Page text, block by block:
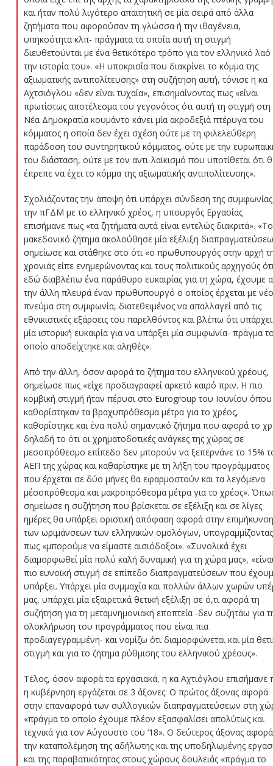
και ήταν πολύ λιγότερο απαιτητική σε μία σειρά από άλλα
ζητήματα που αφορούσαν τη γλώσσα ή την ιθαγένεια,
υπηκοότητα κλπ- πράγματα τα οποία αυτή τη στιγμή
διευθετούνται με ένα θετικότερο τρόπο για τον ελληνικό λαό
την ιστορία του». «Η υποκρισία που διακρίνει το κόμμα της
αξιωματικής αντιπολίτευσης» στη συζήτηση αυτή, τόνισε η κα
Αχτσιόγλου «δεν είναι τυχαία», επισημαίνοντας πως «είναι
πρωτίστως αποτέλεσμα του γεγονότος ότι αυτή τη στιγμή στη
Νέα Δημοκρατία κουμάντο κάνει μία ακροδεξιά πτέρυγα του
κόμματος η οποία δεν έχει σχέση ούτε με τη φιλελεύθερη
παράδοση του συντηρητικού κόμματος, ούτε με την
του διάσταση, ούτε με τον αντι-λαϊκισμό που υποτίθεται ότι
έπρεπε να έχει το κόμμα της αξιωματικής αντιπολίτευσης».
Σχολιάζοντας την άποψη ότι υπάρχει σύνδεση της
την πΓΔΜ με το ελληνικό χρέος, η υπουργός Εργασίας
επισήμανε πως «τα ζητήματα αυτά είναι εντελώς διακριτά». «Το
μακεδονικό ζήτημα ακολούθησε μία εξέλιξη
σημείωσε και στάθηκε στο ότι «ο πρωθυπουργός στην αρχή
χρονιάς είπε ενημερώνοντας και τους πολιτικούς αρχηγούς
εδώ διαβλέπω ένα παράθυρο ευκαιρίας για τη χώρα, έχουμε
την άλλη πλευρά έναν πρωθυπουργό ο οποίος έρχεται με νέο
πνεύμα στη συμφωνία, διατεθειμένος να απαλλαγεί από τις
εθνικιστικές εξάρσεις του παρελθόντος και βλέπω ότι υπάρχει
μία ιστορική ευκαιρία για να υπάρξει μία συμφωνία- πράγμα
οποίο αποδείχτηκε και αληθές».
Από την άλλη, όσον αφορά το ζήτημα του ελληνικού χρέους,
σημείωσε πως «είχε προδιαγραφεί αρκετό καιρό πριν. Η πιο
κομβική στιγμή ήταν πέρυσι στο Eurogroup του Ιουνίου όπου
καθορίστηκαν τα βραχυπρόθεσμα μέτρα για το χρέος,
καθορίστηκε και ένα πολύ σημαντικό ζήτημα που αφορά το
δηλαδή το ότι οι χρηματοδοτικές ανάγκες της χώρας σε
μεσοπρόθεσμο επίπεδο δεν μπορούν να ξεπερνάνε το 15%
ΑΕΠ της χώρας και καθαρίστηκε με τη λήξη του προγράμματος
που έρχεται σε δύο μήνες θα εφαρμοστούν και τα λεγόμενα
μέσοπρόθεσμα και μακροπρόθεσμα μέτρα για το χρέος».
σημείωσε η συζήτηση που βρίσκεται σε εξέλιξη και σε λίγες
ημέρες θα υπάρξει οριστική απόφαση αφορά στην επιμήκυνση
των ωριμάνσεων των ελληνικών ομολόγων, υπογραμμίζοντας
πως «μπορούμε να είμαστε αισιόδοξοι». «Συνολικά έχει
διαμορφωθεί μία πολύ καλή δυναμική για τη χώρα μας»,
πιο ευνοϊκή στιγμή σε επίπεδο διαπραγματεύσεων που
υπάρξει. Υπάρχει μία συμμαχία και πολλών άλλων χωρών
μας, υπάρχει μία εξαιρετικά θετική εξέλιξη σε ό,τι αφορά τη
συζήτηση για τη μεταμνημονιακή εποπτεία -δεν συζητάω για
ολοκλήρωση του προγράμματος που είναι πια
προδιαγεγραμμένη- και νομίζω ότι διαμορφώνεται και μία
στιγμή και για το ζήτημα ρύθμισης του ελληνικού χρέους».
Τέλος, όσον αφορά τα εργασιακά, η κα Αχτιόγλου επισήμανε
η κυβέρνηση εργάζεται σε 3 άξονες: Ο πρώτος άξονας αφορά
στην επαναφορά των συλλογικών διαπραγματεύσεων στη
«πράγμα το οποίο έχουμε πλέον εξασφαλίσει απολύτως και
τεχνικά για τον Αύγουστο του ‘18». Ο δεύτερος άξονας αφορά
την καταπολέμηση της αδήλωτης και της υποδηλωμένης
και της παραβατικότητας στους χώρους δουλειάς «πράγμα το